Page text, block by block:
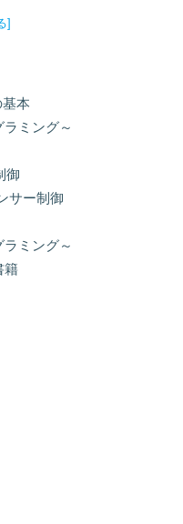
本
ミング～
御
サー制御
ミング～
籍